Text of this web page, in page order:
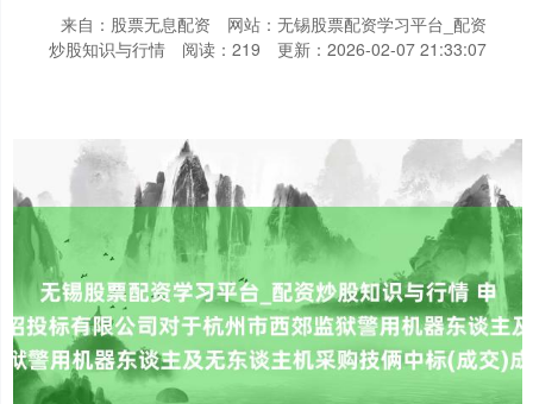
来自：股票无息配资
网站：无锡股票配资学习平台_配资
炒股知识与行情
阅读：219 更新：2026-02-07 21:33:07